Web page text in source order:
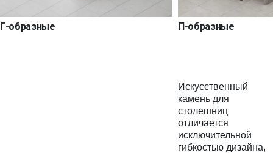
Г-образные П-образные
Искусственный
камень для
столешниц
отличается
исключительной
гибкостью дизайна,